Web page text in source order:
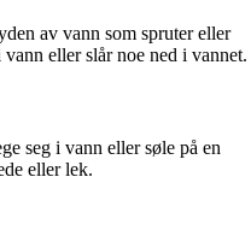
av vann som spruter eller
eller slår noe ned i vannet.
seg i vann eller søle på en
eller lek.